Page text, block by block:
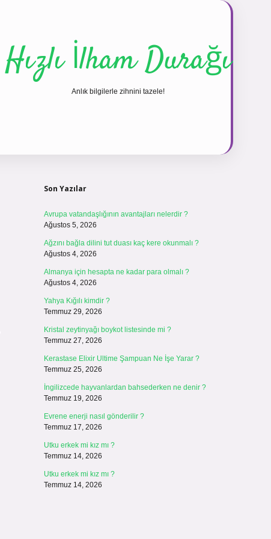
Hızlı İlham Durağı
Anlık bilgilerle zihnini tazele!
Son Yazılar
Avrupa vatandaşlığının avantajları nelerdir ?
Ağustos 5, 2026
Ağzını bağla dilini tut duası kaç kere okunmalı ?
Ağustos 4, 2026
Almanya için hesapta ne kadar para olmalı ?
Ağustos 4, 2026
Yahya Kığılı kimdir ?
Temmuz 29, 2026
Kristal zeytinyağı boykot listesinde mi ?
Temmuz 27, 2026
Kerastase Elixir Ultime Şampuan Ne İşe Yarar ?
Temmuz 25, 2026
İngilizcede hayvanlardan bahsederken ne denir ?
Temmuz 19, 2026
Evrene enerji nasıl gönderilir ?
Temmuz 17, 2026
Utku erkek mi kız mı ?
Temmuz 14, 2026
Utku erkek mi kız mı ?
Temmuz 14, 2026